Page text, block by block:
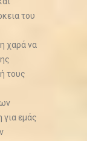
του
χαρά να
τους
για εμάς